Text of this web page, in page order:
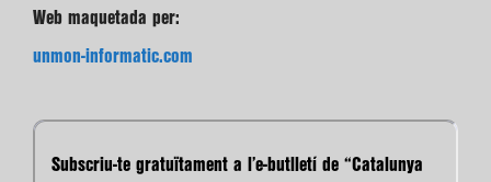
Web maquetada per:
unmon-informatic.com
Subscriu-te gratuïtament a l’e-butlletí de “Catalunya